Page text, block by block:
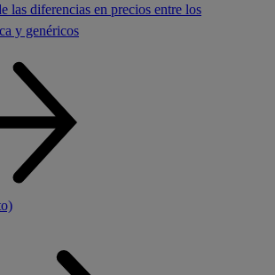
las diferencias en precios entre los
y genéricos